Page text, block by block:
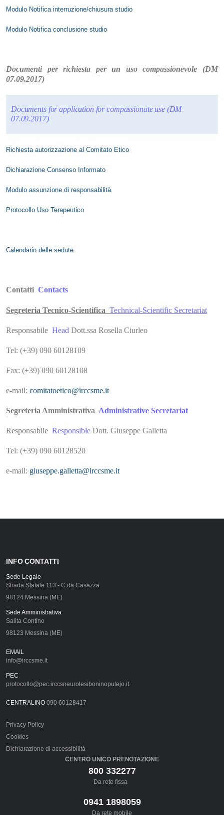
Modulo Notifica interruzione/chiusura studio
Modulo Notifica conclusione studio
Documenti per richiesta per un uso compassionevole (DM
07.09.2017)
Documents for application for compassionate use (DM
07.09.2017)
Richiesta autorizzazione al Comitato Etico
Dichiarazione Consenso Informato
Modulo assunzione di responsabilità
Protocollo Uso Terapeutico
Calendario delle sedute
Contatti Contacts
Segreteria Tecnico-Scientifica Technical-Scientific Secretariat
Responsabile Head Dott.ssa Rosella Ciurleo
Tel: (+39) 090 60128109
Fax: (+39) 090 60128108
e-mail: comitatoetico@irccsme.it
Segreteria Amministrativa Administrative Secretariat
Responsabile Responsible Dott. Giuseppe Galletta
Tel: (+39) 090 60128520
e-mail: giuseppe.galletta@irccsme.it
INFO CONTATTI
Sede Legale
Strada Statale 113 - C.da Casazza
98124 Messina (ME)
Sede Amministrativa
Salita Contino
98123 Messina (ME)
EMAIL
info@irccsme.it
PEC
protocollo@pec.irccsneurolesiboninopulejo.it
CENTRALINO 090 60128417
Privacy Policy
Cookies
Dichiarazione di accessibilità
CENTRO UNICO PRENOTAZIONE
800 332277
Da rete fissa
0941 1898059
Da rete mobile